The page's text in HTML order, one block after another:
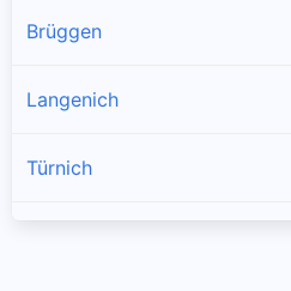
Brüggen
Langenich
Türnich